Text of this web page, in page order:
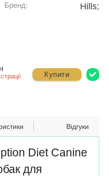
Бренд:
Hills;
Купити
Відгуки
Diet Canine
для